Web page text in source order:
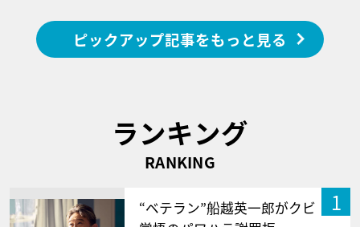
ピックアップ記事をもっと見る
ランキング
RANKING
1
“ベテラン”船越英一郎がクビ